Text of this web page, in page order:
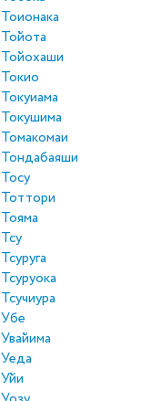
Тоионака
Тойота
Тойохаши
Токио
Токуиама
Токушима
Томакомаи
Тондабаяши
Тосу
Тоттори
Тояма
Тсу
Тсуруга
Тсуруока
Тсучиура
Убе
Увайима
Уеда
Уйи